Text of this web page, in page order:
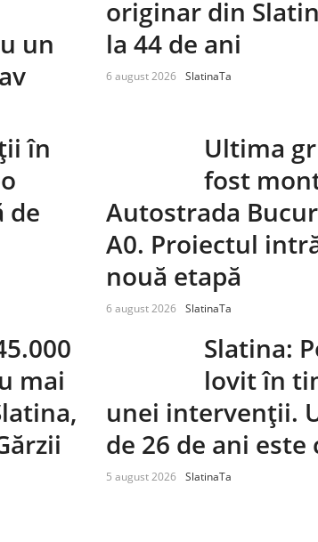
un
originar din
la 44 de ani
6 august 2026 SlatinaTa
în
de
Ultima
fost
Autostrada
A0. Proiectul
nouă etapă
6 august 2026 SlatinaTa
mai
Slatina:
lovit în
unei intervenții.
de 26 de ani este
5 august 2026 SlatinaTa